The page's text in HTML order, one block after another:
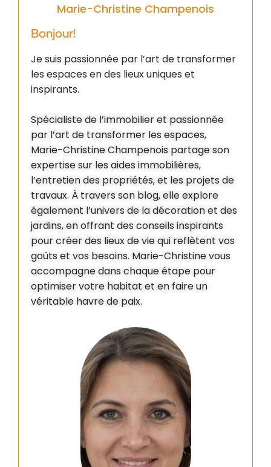
Marie-Christine Champenois
Bonjour!
Je suis passionnée par l’art de transformer
les espaces en des lieux uniques et
inspirants.
Spécialiste de l’immobilier et passionnée
par l’art de transformer les espaces,
Marie-Christine Champenois partage son
expertise sur les aides immobilières,
l’entretien des propriétés, et les projets de
travaux. À travers son blog, elle explore
également l’univers de la décoration et des
jardins, en offrant des conseils inspirants
pour créer des lieux de vie qui reflètent vos
goûts et vos besoins. Marie-Christine vous
accompagne dans chaque étape pour
optimiser votre habitat et en faire un
véritable havre de paix.